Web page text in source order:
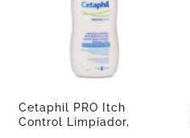
Cetaphil PRO Itch
Control Limpiador,